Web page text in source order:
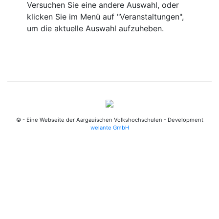
Versuchen Sie eine andere Auswahl, oder
klicken Sie im Menü auf "Veranstaltungen",
um die aktuelle Auswahl aufzuheben.
© - Eine Webseite der Aargauischen Volkshochschulen - Development
welante GmbH